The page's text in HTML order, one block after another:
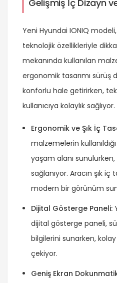
Gelişmiş İç Dizayn
Yeni Hyundai IONIQ
teknolojik özellikleriyle
mekanında kullanılan
ergonomik tasarımı sürüş
konforlu hale getirirken,
kullanıcıya kolaylık sağlıyor.
Ergonomik ve Şık İç
malzemelerin
yaşam alanı
sağlanıyor. Aracın şık iç
modern bir görünüm
Dijital Gösterge Paneli:
dijital gösterge paneli,
bilgilerini sunarken,
çekiyor.
Geniş Ekran